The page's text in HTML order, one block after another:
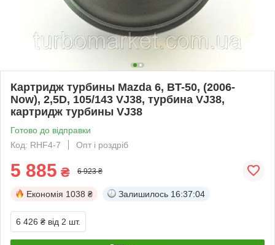
Картридж турбины Mazda 6, BT-50, (2006-
Now), 2,5D, 105/143 VJ38, турбина VJ38,
картридж турбины VJ38
Готово до відправки
Код: RHF4-7
Опт і роздріб
5 885 ₴ 6 923 ₴
Економія 1038 ₴ Залишилось 16:37:03
6 426 ₴ від 2 шт.